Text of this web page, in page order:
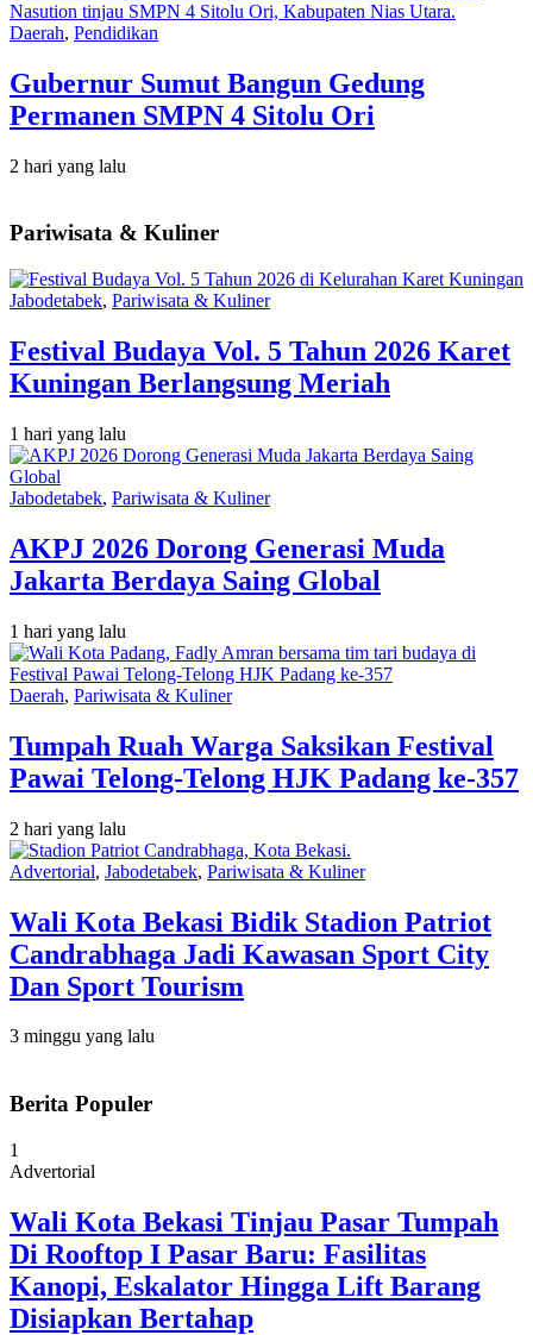
Daerah, Pendidikan
Gubernur Sumut Bangun Gedung
Permanen SMPN 4 Sitolu Ori
2 hari yang lalu
Pariwisata & Kuliner
Jabodetabek, Pariwisata & Kuliner
Festival Budaya Vol. 5 Tahun 2026 Karet
Kuningan Berlangsung Meriah
1 hari yang lalu
Jabodetabek, Pariwisata & Kuliner
AKPJ 2026 Dorong Generasi Muda
Jakarta Berdaya Saing Global
1 hari yang lalu
Daerah, Pariwisata & Kuliner
Tumpah Ruah Warga Saksikan Festival
Pawai Telong-Telong HJK Padang ke-357
2 hari yang lalu
Advertorial, Jabodetabek, Pariwisata & Kuliner
Wali Kota Bekasi Bidik Stadion Patriot
Candrabhaga Jadi Kawasan Sport City
Dan Sport Tourism
3 minggu yang lalu
Berita Populer
1
Advertorial
Wali Kota Bekasi Tinjau Pasar Tumpah
Di Rooftop I Pasar Baru: Fasilitas
Kanopi, Eskalator Hingga Lift Barang
Disiapkan Bertahap